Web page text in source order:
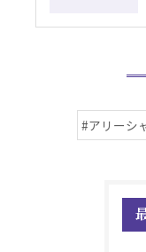
#アリーシ